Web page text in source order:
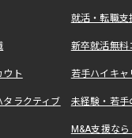
就活・転職
新卒就活無料
ウト 若手ハイキ
ラクティブ 未経験・若手
M&A支援な